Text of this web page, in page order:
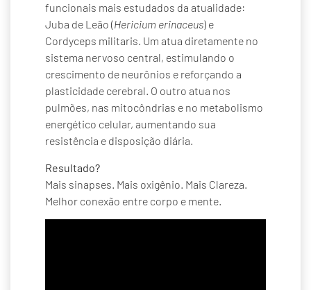
funcionais mais estudados da atualidade:
Juba de Leão (Hericium erinaceus) e
Cordyceps militaris. Um atua diretamente no
sistema nervoso central, estimulando o
crescimento de neurônios e reforçando a
plasticidade cerebral. O outro atua nos
pulmões, nas mitocôndrias e no metabolismo
energético celular, aumentando sua
resistência e disposição diária.
Resultado?
Mais sinapses. Mais oxigênio. Mais Clareza.
Melhor conexão entre corpo e mente.